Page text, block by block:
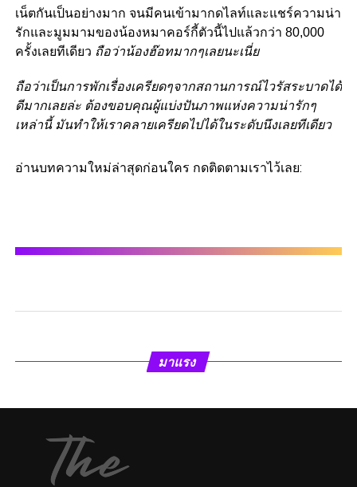
เน็ตกันเป็นอย่างมาก จนมีคนเข้ามากดไลท์และแชร์ความน่า
รักและมูมมามของน้องหมาคอร์กี้ตัวนี้ไปแล้วกว่า 80,000
ครั้งเลยทีเดียว ถือว่าน้องฮ๊อทมากๆเลยนะเนี่ย
ถือว่าเป็นการพักเรื่องเครียดๆจากสถานการณ์ไวรัสระบาดได้
ดีมากเลยล่ะ ต้องขอบคุณผู้แบ่งปันภาพแห่งความน่ารักๆ
เหล่านี้ มันทำให้เราคลายเครียดไปได้ในระดับนึงเลยทีเดียว
อ่านบทความใหม่ล่าสุดก่อนใคร กดติดตามเราไว้เลย:
มาแรง